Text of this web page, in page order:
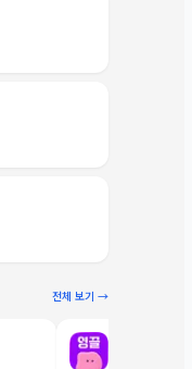
전체 보기 →